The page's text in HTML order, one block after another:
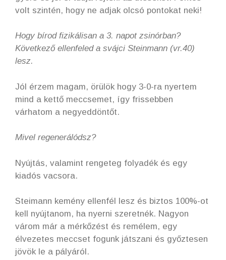
volt szintén, hogy ne adjak olcsó pontokat neki!
Hogy bírod fizikálisan a 3. napot zsinórban?
Következő ellenfeled a svájci Steinmann (vr.40)
lesz.
Jól érzem magam, örülök hogy 3-0-ra nyertem
mind a kettő meccsemet, így frissebben
várhatom a negyeddöntőt.
Mivel regenerálódsz?
Nyújtás, valamint rengeteg folyadék és egy
kiadós vacsora.
Steimann kemény ellenfél lesz és biztos 100%-ot
kell nyújtanom, ha nyerni szeretnék. Nagyon
várom már a mérkőzést és remélem, egy
élvezetes meccset fogunk játszani és győztesen
jövök le a pályáról.